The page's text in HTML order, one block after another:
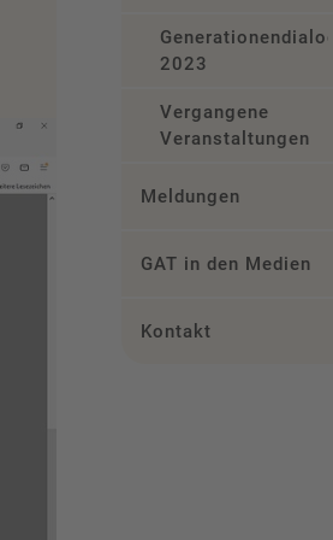
Generationendialog
2023
Vergangene
Veranstaltungen
Meldungen
GAT in den Medien
Kontakt